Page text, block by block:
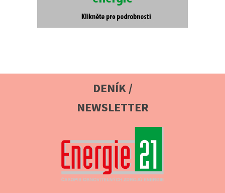
DENÍK /
NEWSLETTER